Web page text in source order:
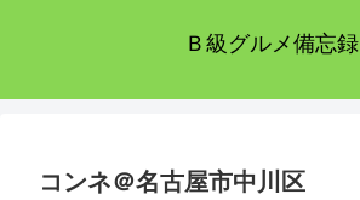
Ｂ級グルメ備忘録
コンネ＠名古屋市中川区